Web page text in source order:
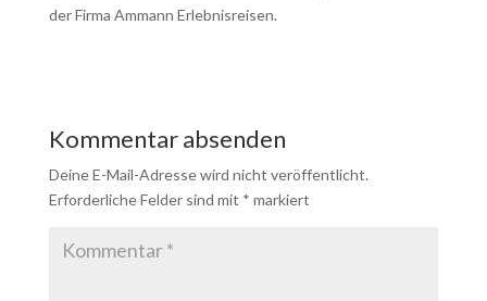
der Firma Ammann Erlebnisreisen.
Kommentar absenden
Deine E-Mail-Adresse wird nicht veröffentlicht.
Erforderliche Felder sind mit * markiert